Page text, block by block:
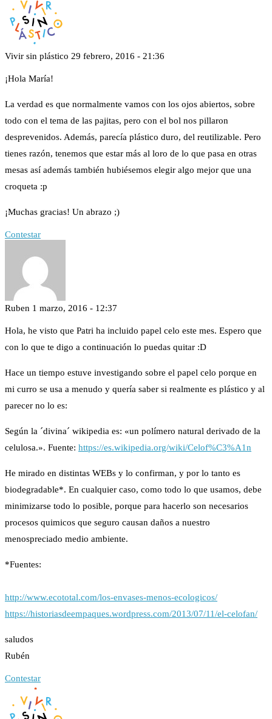
Vivir sin plástico 29 febrero, 2016 - 21:36
¡Hola María!
La verdad es que normalmente vamos con los ojos abiertos, sobre
todo con el tema de las pajitas, pero con el bol nos pillaron
desprevenidos. Además, parecía plástico duro, del reutilizable. Pero
tienes razón, tenemos que estar más al loro de lo que pasa en otras
mesas así además también hubiésemos elegir algo mejor que una
croqueta :p
¡Muchas gracias! Un abrazo ;)
Contestar
Ruben 1 marzo, 2016 - 12:37
Hola, he visto que Patri ha incluido papel celo este mes. Espero que
con lo que te digo a continuación lo puedas quitar :D
Hace un tiempo estuve investigando sobre el papel celo porque en
mi curro se usa a menudo y quería saber si realmente es plástico y al
parecer no lo es:
Según la ´divina´ wikipedia es: «un polímero natural derivado de la
celulosa.». Fuente: https://es.wikipedia.org/wiki/Celof%C3%A1n
He mirado en distintas WEBs y lo confirman, y por lo tanto es
biodegradable*. En cualquier caso, como todo lo que usamos, debe
minimizarse todo lo posible, porque para hacerlo son necesarios
procesos quimicos que seguro causan daños a nuestro
menospreciado medio ambiente.
*Fuentes:
http://www.ecototal.com/los-envases-menos-ecologicos/
https://historiasdeempaques.wordpress.com/2013/07/11/el-celofan/
saludos
Rubén
Contestar